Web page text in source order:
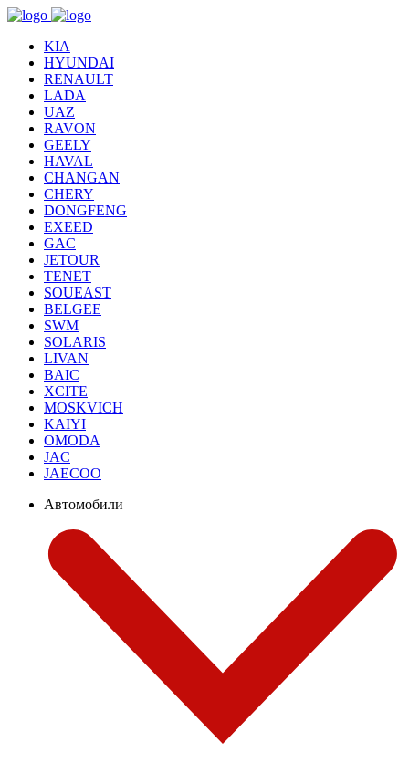
KIA
HYUNDAI
RENAULT
LADA
UAZ
RAVON
GEELY
HAVAL
CHANGAN
CHERY
DONGFENG
EXEED
GAC
JETOUR
TENET
SOUEAST
BELGEE
SWM
SOLARIS
LIVAN
BAIC
XCITE
MOSKVICH
KAIYI
OMODA
JAC
JAECOO
Автомобили